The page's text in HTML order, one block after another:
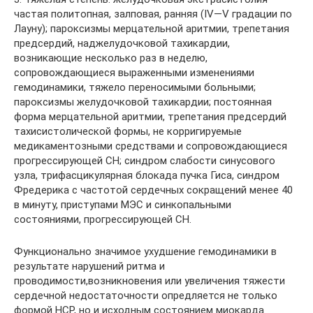
частая политопная, залповая, ранняя (IV—V градации по
Лауну); пароксизмы мерцательной аритмии, трепетания
предсердий, наджелудочковой тахикардии,
возникающие несколько раз в неделю,
сопровождающиеся выраженными изменениями
гемодинамики, тяжело переносимыми больными;
пароксизмы желудочковой тахикардии; постоянная
форма мерцательной аритмии, трепетания предсердий
тахисистолической формы, не корригируемые
медикаментозными средствами и сопровождающиеся
прогрессирующей СН; синдром слабости синусового
узла, трифасцикулярная блокада пучка Гиса, синдром
Фредерика с частотой сердечных сокращений менее 40
в минуту, приступами МЭС и синкопальными
состояниями, прогрессирующей СН.
Функционально значимое ухудшение гемодинамики в
результате нарушений ритма и
проводимости,возникновения или увеличения тяжести
сердечной недостаточности опредляется не только
формой НСР, но и исходным состоянием миокарда